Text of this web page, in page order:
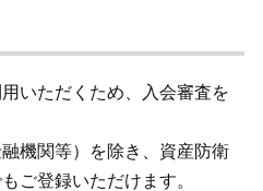
いただくため、入会審査を
機関等）を除き、資産防衛
ご登録いただけます。